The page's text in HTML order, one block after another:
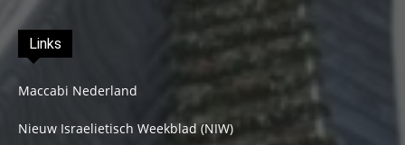
Links
Maccabi Nederland
Nieuw Israelietisch Weekblad (NIW)